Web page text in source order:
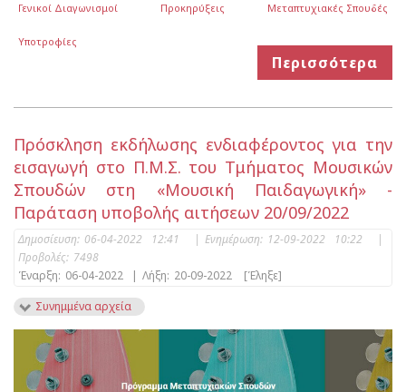
Γενικοί Διαγωνισμοί Προκηρύξεις Μεταπτυχιακές Σπουδές
Υποτροφίες
Περισσότερα
Πρόσκληση εκδήλωσης ενδιαφέροντος για την
εισαγωγή στο Π.Μ.Σ. του Τμήματος Μουσικών
Σπουδών στη «Μουσική Παιδαγωγική» -
Παράταση υποβολής αιτήσεων 20/09/2022
Δημοσίευση: 06-04-2022 12:41 | Ενημέρωση: 12-09-2022 10:22
|
Προβολές: 7498
Έναρξη: 06-04-2022 | Λήξη: 20-09-2022
[Έληξε]
Συνημμένα αρχεία